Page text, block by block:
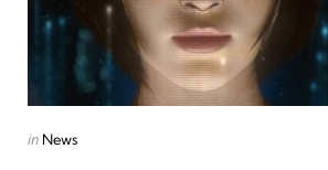
Posted
in News